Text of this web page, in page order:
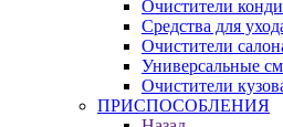
Очистители
Средства для
Очистители
Универсальные
Очистители
ПРИСПОСОБЛЕНИЯ